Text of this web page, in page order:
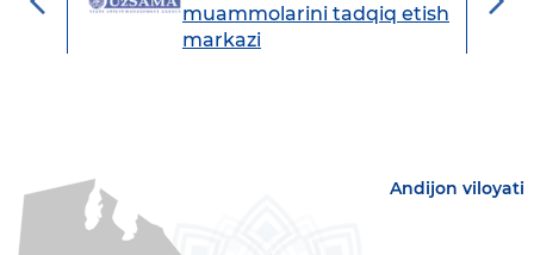
muammolarini tadqiq etish
markazi
Andijon viloyati